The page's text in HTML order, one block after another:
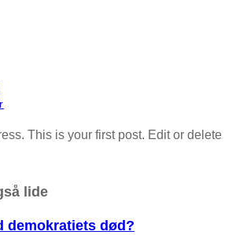
This is your first post. Edit or delete
lide
demokratiets død?